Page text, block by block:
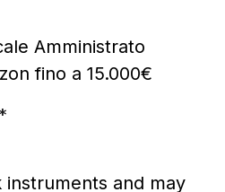
Amministrato
fino a 15.000€
instruments and may